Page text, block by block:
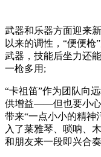
武器和乐器方面迎来
以来的调性，“便便
武器，技能后坐力还
一枪多用;
“卡祖笛”作为团队向
供增益——但也要小心
带来“一点小小的精神
入了莱雅琴、唢呐、
和朋友来一段即兴合奏